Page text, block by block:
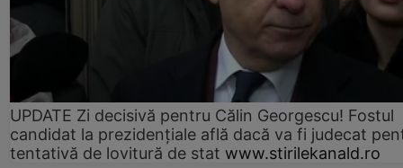
UPDATE Zi decisivă pentru Călin Georgescu! Fostul
candidat la prezidențiale află dacă va fi judecat
tentativă de lovitură de stat www.stirilekanald.ro